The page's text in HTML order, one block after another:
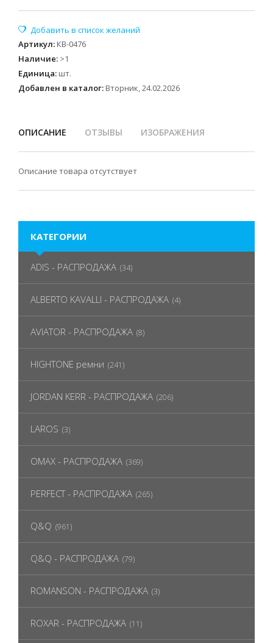
Артикул: КВ-0476
Наличие: >1
Единица: шт.
Добавлен в каталог: Вторник, 24.02.2026
ОПИСАНИЕ ОТЗЫВЫ ИЗОБРАЖЕНИЯ
Описание товара отсутствует
КАТЕГОРИИ
ADIS - РАСПРОДАЖА (34)
ALBERTO KAVALLI - РАСПРОДАЖА (4)
AVIATOR - РАСПРОДАЖА (8)
HIGHTONE ремни (241)
JORDAN KERR - РАСПРОДАЖА (206)
LAROS (3)
OMAX - РАСПРОДАЖА (369)
PERFECT - РАСПРОДАЖА (265)
Q&Q (961)
Q&Q - РАСПРОДАЖА (79)
ROMANSON - РАСПРОДАЖА (3)
ROXAR - РАСПРОДАЖА (11)